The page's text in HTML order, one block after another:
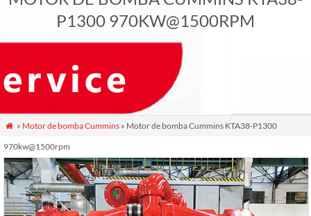
P1300 970KW@1500RPM
 » Motor de bomba Cummins» Motor de bomba Cummins KTA38-P1300
970kw@1500rpm